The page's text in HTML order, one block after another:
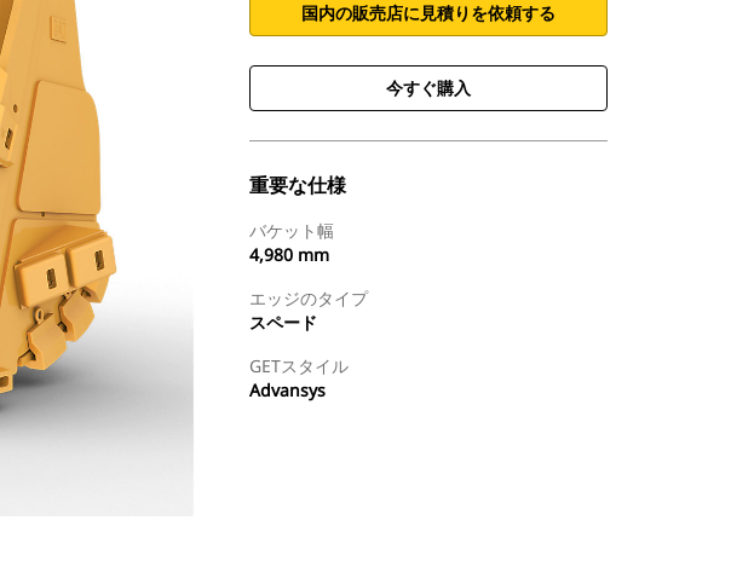
国内の販売店に見積りを依頼する
今すぐ購入
重要な仕様
バケット幅
4,980 mm
エッジのタイプ
スペード
GETスタイル
Advansys